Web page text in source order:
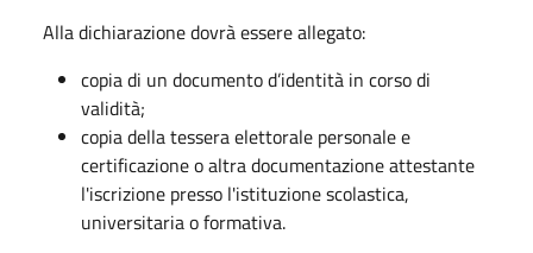
Alla dichiarazione dovrà essere allegato:
copia di un documento d’identità in corso di
validità;
copia della tessera elettorale personale e
certificazione o altra documentazione attestante
l'iscrizione presso l'istituzione scolastica,
universitaria o formativa.